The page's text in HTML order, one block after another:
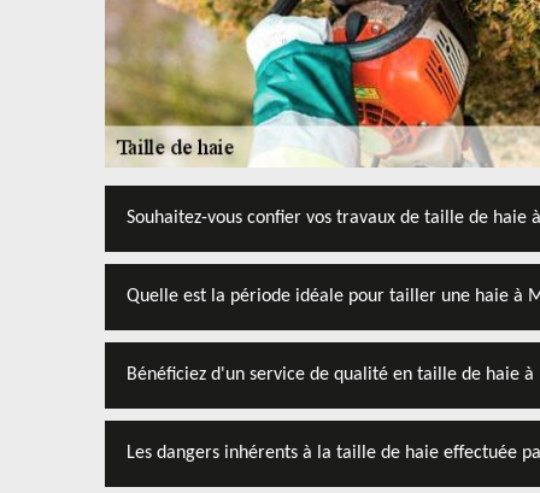
Souhaitez-vous confier vos travaux de taille de
Quelle est la période idéale pour tailler une haie à
Bénéficiez d'un service de qualité en taille de haie
Les dangers inhérents à la taille de haie effectuée